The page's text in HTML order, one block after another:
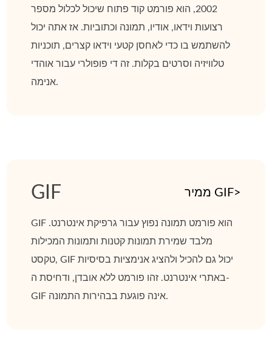
2002, הוא פורמט קוד פתוח שיכול לכלול מספר
רצועות וידאו, אודיו, תמונה וכתוביות. אז אתה יכול
להשתמש בו כדי לאחסן קטעי וידאו קצרים, תוכניות
טלוויזיה וסרטים בקלות. זה די פופולרי עבור אוהדי
אנימה.
GIF ממיר GIF>
GIF הוא פורמט תמונה נפוץ עבור גרפיקת אינטרנט.
מלבד שמירת תמונות קטנות ותמונות המכילות
טקסט, GIF יכול גם להכיל ולהציג אנימציות בסיסיות
באתרי אינטרנט. זהו פורמט ללא אובדן, ודחיסת ה-
GIF אינה פוגעת בבהירות התמונה.